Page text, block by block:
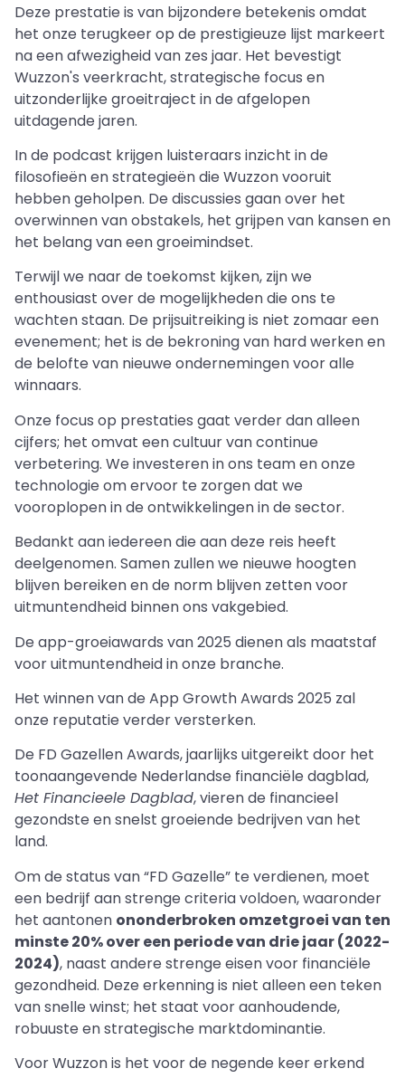
Deze prestatie is van bijzondere betekenis omdat
het onze terugkeer op de prestigieuze lijst markeert
na een afwezigheid van zes jaar. Het bevestigt
Wuzzon's veerkracht, strategische focus en
uitzonderlijke groeitraject in de afgelopen
uitdagende jaren.
In de podcast krijgen luisteraars inzicht in de
filosofieën en strategieën die Wuzzon vooruit
hebben geholpen. De discussies gaan over het
overwinnen van obstakels, het grijpen van kansen en
het belang van een groeimindset.
Terwijl we naar de toekomst kijken, zijn we
enthousiast over de mogelijkheden die ons te
wachten staan. De prijsuitreiking is niet zomaar een
evenement; het is de bekroning van hard werken en
de belofte van nieuwe ondernemingen voor alle
winnaars.
Onze focus op prestaties gaat verder dan alleen
cijfers; het omvat een cultuur van continue
verbetering. We investeren in ons team en onze
technologie om ervoor te zorgen dat we
vooroplopen in de ontwikkelingen in de sector.
Bedankt aan iedereen die aan deze reis heeft
deelgenomen. Samen zullen we nieuwe hoogten
blijven bereiken en de norm blijven zetten voor
uitmuntendheid binnen ons vakgebied.
De app-groeiawards van 2025 dienen als maatstaf
voor uitmuntendheid in onze branche.
Het winnen van de App Growth Awards 2025 zal
onze reputatie verder versterken.
De FD Gazellen Awards, jaarlijks uitgereikt door het
toonaangevende Nederlandse financiële dagblad,
Het Financieele Dagblad, vieren de financieel
gezondste en snelst groeiende bedrijven van het
land.
Om de status van “FD Gazelle” te verdienen, moet
een bedrijf aan strenge criteria voldoen, waaronder
het aantonen ononderbroken omzetgroei van ten
minste 20% over een periode van drie jaar (2022-
2024), naast andere strenge eisen voor financiële
gezondheid. Deze erkenning is niet alleen een teken
van snelle winst; het staat voor aanhoudende,
robuuste en strategische marktdominantie.
Voor Wuzzon is het voor de negende keer erkend